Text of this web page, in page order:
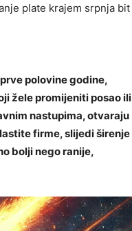
plate krajem srpnja bit
polovine godine,
žele promijeniti posao ili
nastupima, otvaraju
firme, slijedi širenje
bolji nego ranije,